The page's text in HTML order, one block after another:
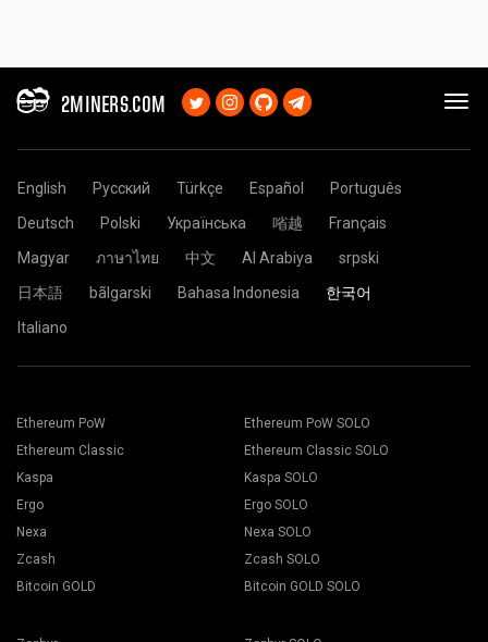
2MINERS.COM
English Русский Türkçe Español
Português
Deutsch
Polski Українська 㗂越
Français
Magyar
ภาษาไทย 中文 Al Arabiya
srpski
日本語
bãlgarski Bahasa Indonesia
한국어
Italiano
Ethereum PoW
Ethereum Classic
Kaspa
Ergo
Nexa
Zcash
Bitcoin GOLD
Ethereum PoW SOLO
Ethereum Classic SOLO
Kaspa SOLO
Ergo SOLO
Nexa SOLO
Zcash SOLO
Bitcoin GOLD SOLO